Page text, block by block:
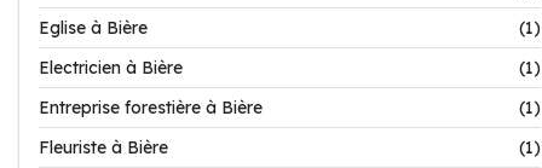
Eglise à Bière
(1)
Electricien à Bière
(1)
Entreprise forestière à Bière
(1)
Fleuriste à Bière
(1)